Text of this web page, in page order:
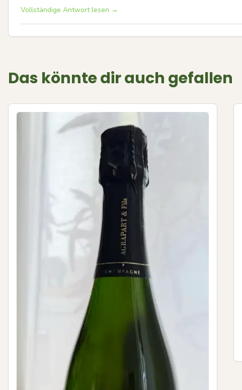
Vollständige Antwort lesen →
Das könnte dir auch gefallen